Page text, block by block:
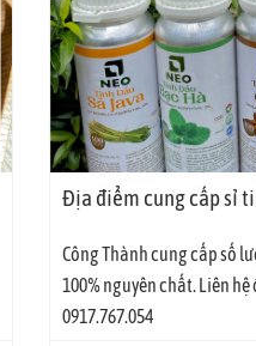
Địa điểm cung cấp sỉ
Công Thành cung cấp số
100% nguyên chất. Liên hệ
0917.767.054